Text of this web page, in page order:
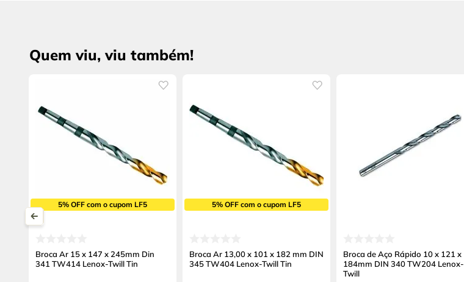
Quem viu, viu também!
5% OFF com o cupom LF5
Broca Ar 15 x 147 x 245mm Din
341 TW414 Lenox-Twill Tin
5% OFF com o cupom LF5
Broca Ar 13,00 x 101 x 182 mm DIN
345 TW404 Lenox-Twill Tin
Broca de Aço Rápido 10 x 121 x
184mm DIN 340 TW204 Lenox-
Twill